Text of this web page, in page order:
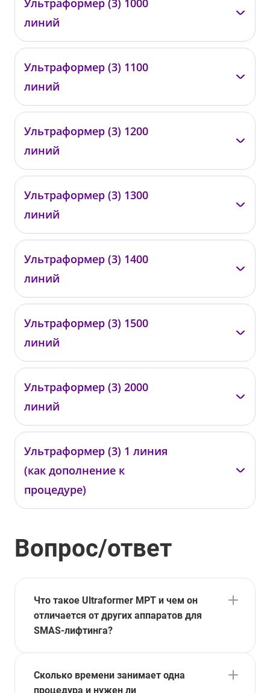
0337
от 77 000 ₽
Ультраформер (3) 1000
линий
0338
от 84 000 ₽
Ультраформер (3) 1100
линий
0339
от 90 000 ₽
Ультраформер (3) 1200
линий
0340
от 99 000 ₽
Ультраформер (3) 1300
линий
0341
от 105 000 ₽
Ультраформер (3) 1400
линий
0342
от 110 000 ₽
Ультраформер (3) 1500
линий
0343
от 120 000 ₽
Ультраформер (3) 2000
линий
0344
от 150 000 ₽
Ультраформер (3) 1 линия
(как дополнение к
процедуре)
0345
от 180 ₽
Вопрос/ответ
Что такое Ultraformer MPT и чем он
отличается от других аппаратов для
SMAS-лифтинга?
Сколько времени занимает одна
процедура и нужен ли